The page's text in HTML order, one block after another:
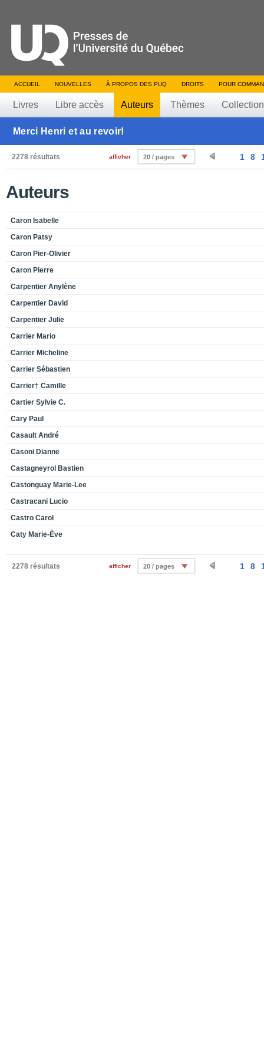
ACCUEIL NOUVELLES À PROPOS DES PUQ DROITS POUR
Livres Libre accès Auteurs Thèmes
Merci Henri et au revoir!
2278 résultats 1 8
afficher 20 / pages
Auteurs
Caron Isabelle
Caron Patsy
Caron Pier-Olivier
Caron Pierre
Carpentier Anylène
Carpentier David
Carpentier Julie
Carrier Mario
Carrier Micheline
Carrier Sébastien
Carrier† Camille
Cartier Sylvie C.
Cary Paul
Casault André
Casoni Dianne
Castagneyrol Bastien
Castonguay Marie-Lee
Castracani Lucio
Castro Carol
Caty Marie-Ève
2278 résultats 1 8
afficher 20 / pages